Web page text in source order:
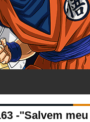
-"Salvem